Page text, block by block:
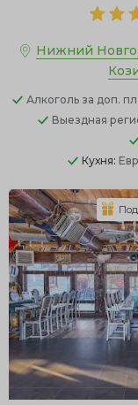
Нижний
Алкоголь за доп.
Выездная
Кухня: